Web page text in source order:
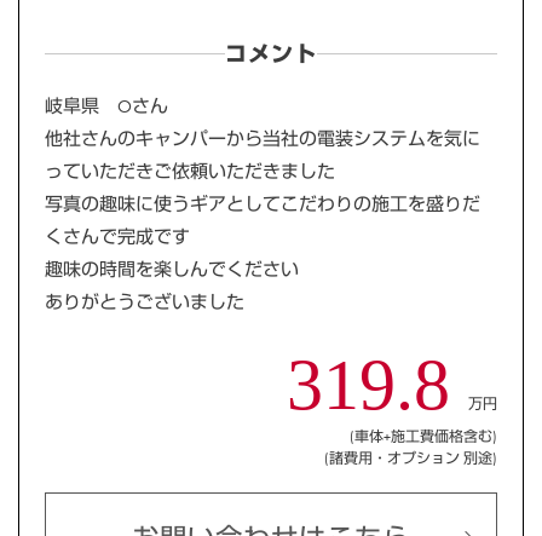
コメント
岐阜県 Oさん
他社さんのキャンパーから当社の電装システムを気に
っていただきご依頼いただきました
写真の趣味に使うギアとしてこだわりの施工を盛りだ
くさんで完成です
趣味の時間を楽しんでください
ありがとうございました
319.8万円
(車体+施工費価格含む)
(諸費用・オプション 別途)